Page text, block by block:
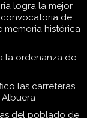
logra la mejor
de
memoria histórica
la ordenanza de
las carreteras
del poblado de